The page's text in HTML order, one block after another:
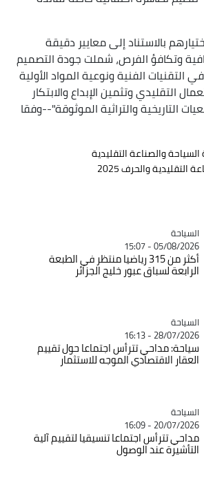
بالاستناد إلى معايير دقيقة
وتكافؤ الفرص، شملت جودة التصميم
التقنيات الفنية ونوعية المواد الأولية
التقليدي وتثمين الإبداع والابتكار
التاريخية والتراثية الموثوقة"--وفقا
والصناعة التقليدية
والحرف 2025
Catégorie
السياحة
05/08/2026 - 15:07
أكثر من 315 رياضيا منتظر في الطبعة
الرابعة لسباق عبور خليج الجزائر
Catégorie
السياحة
28/07/2026 - 16:13
سياحة: مداحي تترأس اجتماعا حول تقييم
العقار الاقتصادي الموجه للاستثمار
Catégorie
السياحة
20/07/2026 - 16:09
مداحي تترأس اجتماعا تنسيقيا لتقييم آلية
التأشيرة عند الوصول